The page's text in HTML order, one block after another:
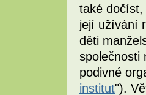
také dočíst,
její užívání
děti
společnosti
podivné
institut").